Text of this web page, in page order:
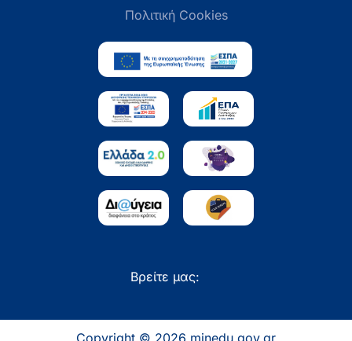
Πολιτική Cookies
Βρείτε μας:
Copyright © 2026 minedu.gov.gr